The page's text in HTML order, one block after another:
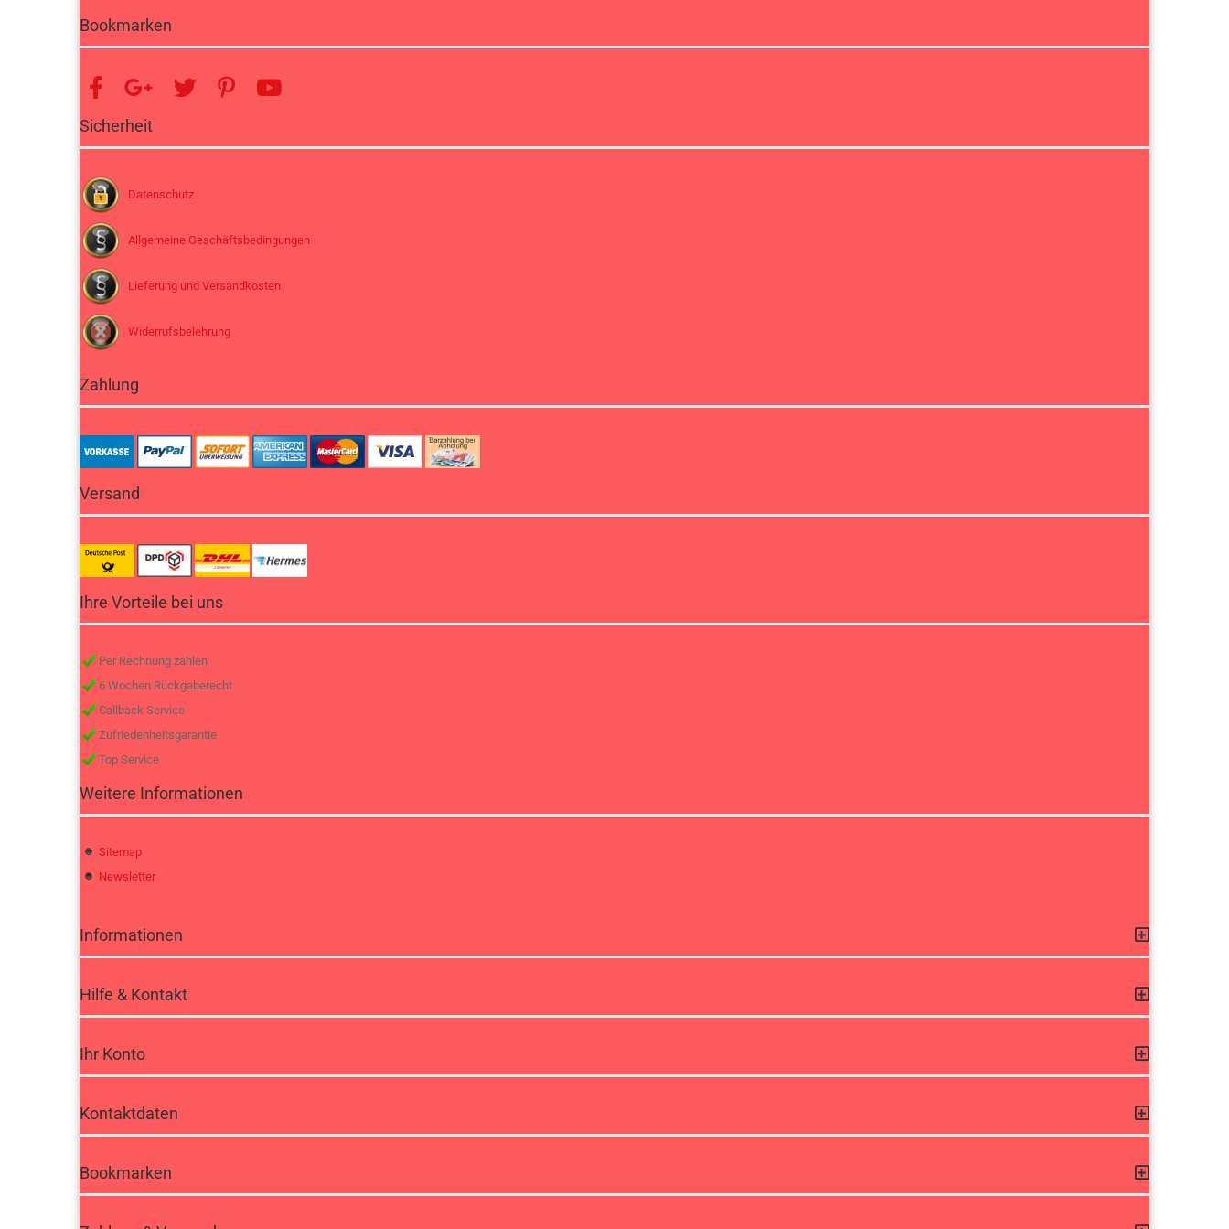
Bookmarken
Sicherheit
Datenschutz
Allgemeine Geschäftsbedingungen
Lieferung und Versandkosten
Widerrufsbelehrung
Zahlung
Versand
Ihre Vorteile bei uns
Per Rechnung zahlen
6 Wochen Rückgaberecht
Callback Service
Zufriedenheitsgarantie
Top Service
Weitere Informationen
Sitemap
Newsletter
Informationen
Hilfe & Kontakt
Ihr Konto
Kontaktdaten
Bookmarken